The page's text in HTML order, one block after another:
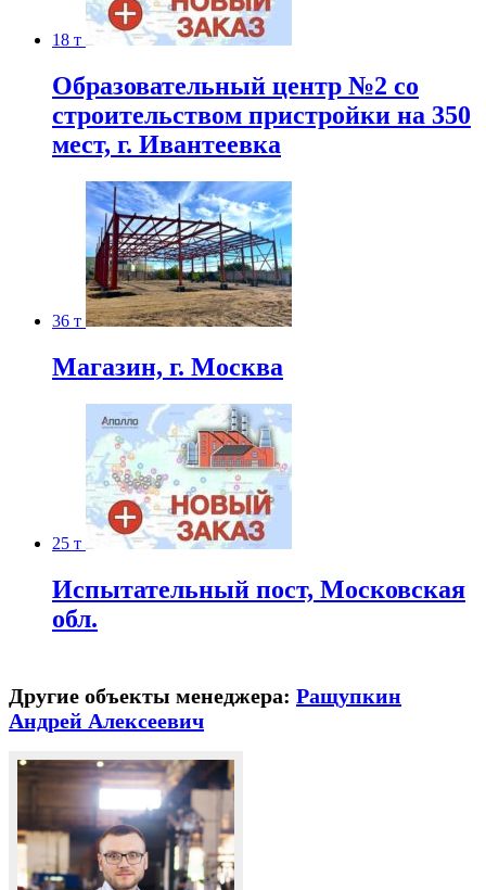
18 т
Образовательный центр №2 со
строительством пристройки на 350
мест, г. Ивантеевка
36 т
Магазин, г. Москва
25 т
Испытательный пост, Московская
обл.
Другие объекты менеджера: Ращупкин
Андрей Алексеевич